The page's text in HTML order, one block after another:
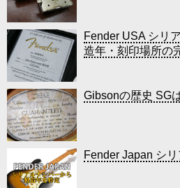
Fender USA シリ
造年・刻印場所の
Gibsonの歴史 SG
Fender Japan シ